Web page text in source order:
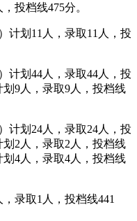
投档线475分。
计划11人，录取11人，投
计划44人，录取44人，投
9人，录取9人，投档线
计划24人，录取24人，投
2人，录取2人，投档线
4人，录取4人，投档线
录取1人，投档线441